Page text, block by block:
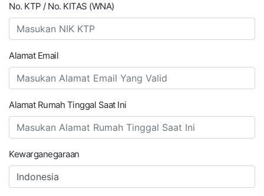
No. KTP / No. KITAS (WNA)
Alamat Email
Alamat Rumah Tinggal Saat Ini
Kewarganegaraan